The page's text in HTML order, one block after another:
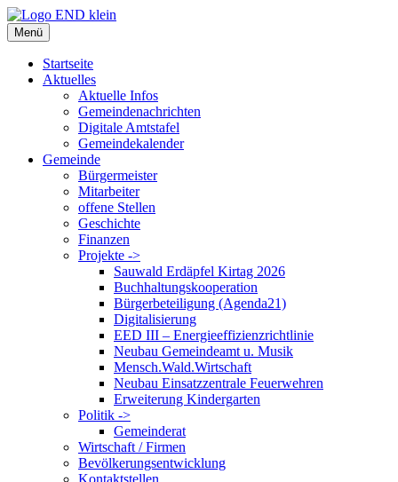
Zum
Inhalt
springen
Menü
Startseite
Aktuelles
Aktuelle Infos
Gemeindenachrichten
Digitale Amtstafel
Gemeindekalender
Gemeinde
Bürgermeister
Mitarbeiter
offene Stellen
Geschichte
Finanzen
Projekte ->
Sauwald Erdäpfel Kirtag 2026
Buchhaltungskooperation
Bürgerbeteiligung (Agenda21)
Digitalisierung
EED III – Energieeffizienzrichtlinie
Neubau Gemeindeamt u. Musik
Mensch.Wald.Wirtschaft
Neubau Einsatzzentrale Feuerwehren
Erweiterung Kindergarten
Politik ->
Gemeinderat
Wirtschaft / Firmen
Bevölkerungsentwicklung
Kontaktstellen